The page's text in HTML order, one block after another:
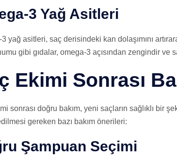
3 Yağ Asitleri
yağ asitleri, saç derisindeki kan dolaşımını
gibi gıdalar, omega-3 açısından zengindir ve
Ekimi Sonrası
sonrası doğru bakım, yeni saçların sağlıklı bir
gereken bazı bakım önerileri:
Şampuan Seçimi